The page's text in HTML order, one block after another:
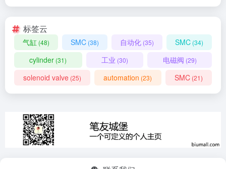
标签云
气缸 (48) SMC (38) 自动化 (35) SMC (34)
cylinder (31) 工业 (30) 电磁阀 (29)
solenoid valve (25) automation (23) SMC(21)